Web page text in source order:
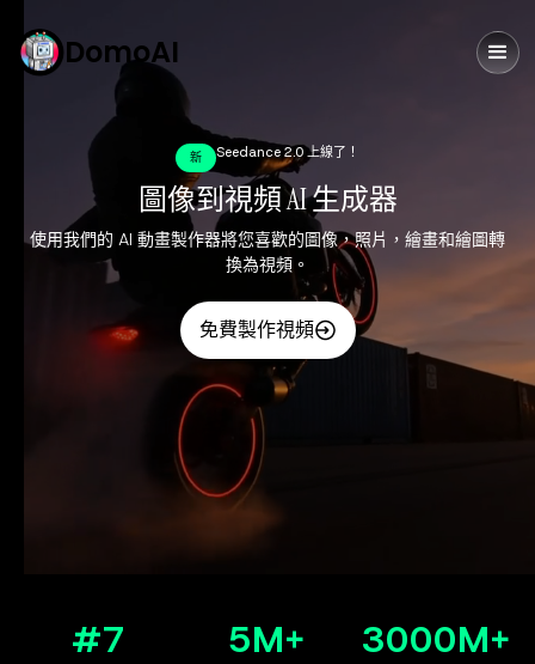
DomoAI
新 Seedance 2.0 上線了！
圖像到視頻 AI 生成器
使用我們的 AI 動畫製作器將您喜歡的圖像，照片，繪畫和繪圖轉
換為視頻。
免費製作視頻
#7 5M+ 3000M+